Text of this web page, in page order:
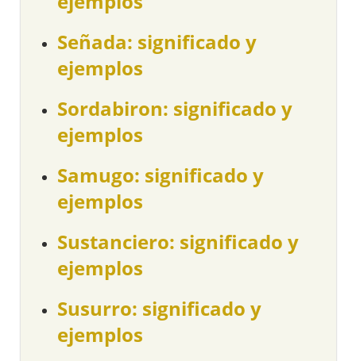
Señada: significado y
ejemplos
Sordabiron: significado y
ejemplos
Samugo: significado y
ejemplos
Sustanciero: significado y
ejemplos
Susurro: significado y
ejemplos